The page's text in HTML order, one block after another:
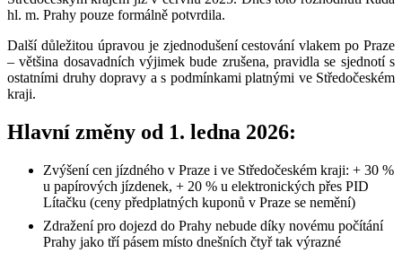
hl. m. Prahy pouze formálně potvrdila.
Další důležitou úpravou je zjednodušení cestování vlakem po Praze
– většina dosavadních výjimek bude zrušena, pravidla se sjednotí s
ostatními druhy dopravy a s podmínkami platnými ve Středočeském
kraji.
Hlavní změny od 1. ledna 2026:
Zvýšení cen jízdného v Praze i ve Středočeském kraji: + 30 %
u papírových jízdenek, + 20 % u elektronických přes PID
Lítačku (ceny předplatných kuponů v Praze se nemění)
Zdražení pro dojezd do Prahy nebude díky novému počítání
Prahy jako tří pásem místo dnešních čtyř tak výrazné